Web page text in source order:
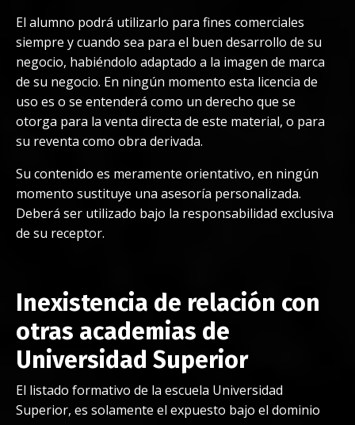
El alumno podrá utilizarlo para fines comerciales
siempre y cuando sea para el buen desarrollo de su
negocio, habiéndolo adaptado a la imagen de marca
de su negocio. En ningún momento esta licencia de
uso es o se entenderá como un derecho que se
otorga para la venta directa de este material, o para
su reventa como obra derivada.
Su contenido es meramente orientativo, en ningún
momento sustituye una asesoría personalizada.
Deberá ser utilizado bajo la responsabilidad exclusiva
de su receptor.
Inexistencia de relación con
otras academias de
Universidad Superior
El listado formativo de la escuela Universidad
Superior, es solamente el expuesto bajo el dominio